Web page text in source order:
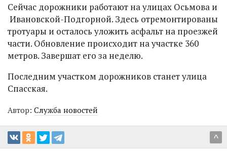
Сейчас дорожники работают на улицах Осьмова и
Ивановской-Подгорной. Здесь отремонтированы
тротуары и осталось уложить асфальт на проезжей
части. Обновление происходит на участке 360
метров. Завершат его за неделю.
Последним участком дорожников станет улица
Спасская.
Автор: Служба новостей
^